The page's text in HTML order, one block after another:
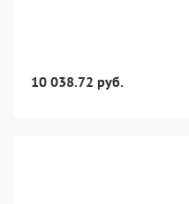
10 038.72 руб.